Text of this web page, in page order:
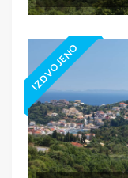
IZDVOJENO